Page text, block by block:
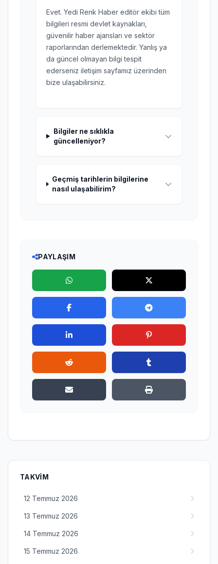
Evet. Yedi Renk Haber editör ekibi tüm
bilgileri resmi devlet kaynakları,
güvenilir haber ajansları ve sektör
raporlarından derlemektedir. Yanlış ya
da güncel olmayan bilgi tespit
ederseniz iletişim sayfamız üzerinden
bize ulaşabilirsiniz.
Bilgiler ne sıklıkla
güncelleniyor?
Geçmiş tarihlerin bilgilerine
nasıl ulaşabilirim?
PAYLAŞIM
TAKVIM
12 Temmuz 2026
13 Temmuz 2026
14 Temmuz 2026
15 Temmuz 2026